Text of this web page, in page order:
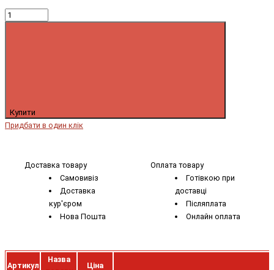
Купити
Придбати в один клік
Доставка товару
Самовивіз
Доставка
кур'єром
Нова Пошта
Оплата товару
Готівкою при
доставці
Післяплата
Онлайн оплата
Артикул
Назва
Ціна